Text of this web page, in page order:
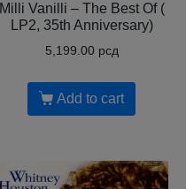
Milli Vanilli – The Best Of (
LP2, 35th Anniversary)
5,199.00 рсд
Add to cart